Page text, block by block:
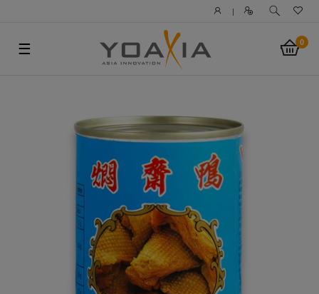
|
0
☰